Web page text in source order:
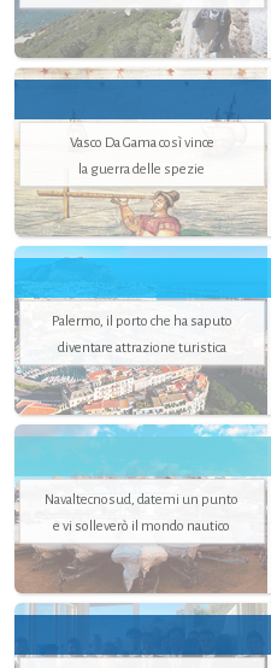
Vasco Da Gama così vince
la guerra delle spezie
Palermo, il porto che ha saputo
diventare attrazione turistica
Navaltecnosud, datemi un punto
e vi solleverò il mondo nautico